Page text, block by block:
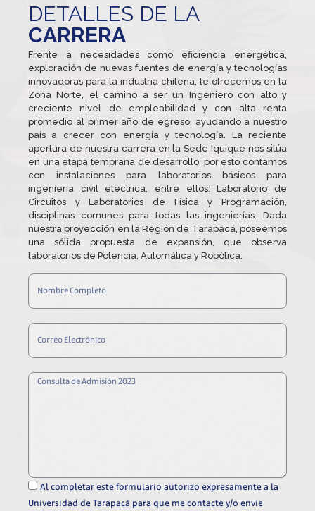
DETALLES DE LA
CARRERA
Frente a necesidades como eficiencia energética,
exploración de nuevas fuentes de energía y tecnologías
innovadoras para la industria chilena, te ofrecemos en la
Zona Norte, el camino a ser un Ingeniero con alto y
creciente nivel de empleabilidad y con alta renta
promedio al primer año de egreso, ayudando a nuestro
país a crecer con energía y tecnología. La reciente
apertura de nuestra carrera en la Sede Iquique nos sitúa
en una etapa temprana de desarrollo, por esto contamos
con instalaciones para laboratorios básicos para
ingeniería civil eléctrica, entre ellos: Laboratorio de
Circuitos y Laboratorios de Física y Programación,
disciplinas comunes para todas las ingenierías. Dada
nuestra proyección en la Región de Tarapacá, poseemos
una sólida propuesta de expansión, que observa
laboratorios de Potencia, Automática y Robótica.
Al completar este formulario autorizo expresamente a la
Universidad de Tarapacá para que me contacte y/o envíe